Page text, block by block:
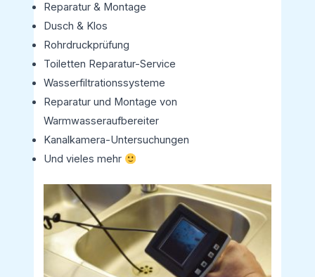
Reparatur & Montage
Dusch & Klos
Rohrdruckprüfung
Toiletten Reparatur-Service
Wasserfiltrationssysteme
Reparatur und Montage von
Warmwasseraufbereiter
Kanalkamera-Untersuchungen
Und vieles mehr